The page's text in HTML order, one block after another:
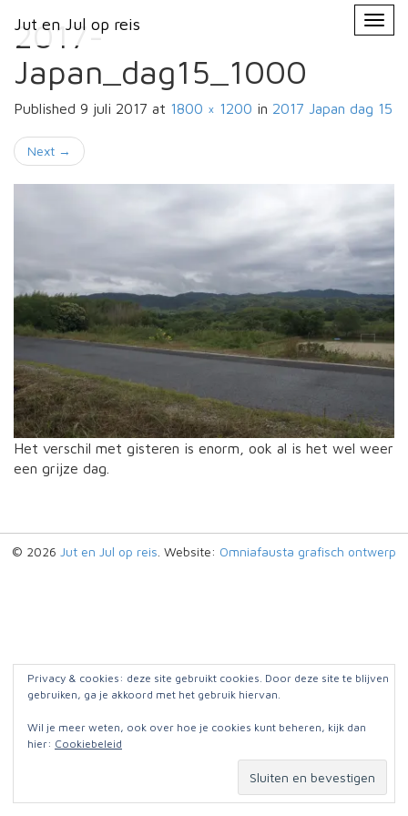
Jut en Jul op reis
Primary
Menu
Jut en Jul op reis
2017-
Japan_dag15_1000
Published 9 juli 2017 at 1800 × 1200 in 2017 Japan dag 15
Next →
Het verschil met gisteren is enorm, ook al is het wel weer
een grijze dag.
© 2026 Jut en Jul op reis . Website: Omniafausta grafisch ontwerp
Privacy & cookies: deze site gebruikt cookies. Door deze site te blijven
gebruiken, ga je akkoord met het gebruik hiervan.
Wil je meer weten, ook over hoe je cookies kunt beheren, kijk dan
hier: Cookiebeleid